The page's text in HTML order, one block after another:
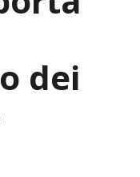
dei